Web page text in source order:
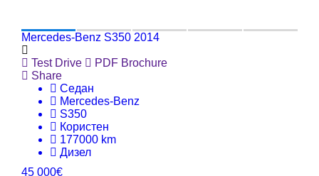
Mercedes-Benz S350 2014
Test Drive
PDF Brochure
Share
Седан
Mercedes-Benz
S350
Користен
177000 km
Дизел
45 000€